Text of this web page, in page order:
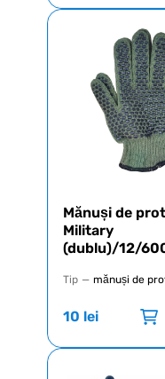
Mănuși de
Military
(dublu)/12/
Tip — mănuși de
10 lei